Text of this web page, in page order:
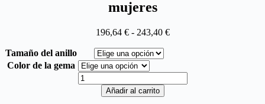
mujeres
196,64 € - 243,40 €Rango
196,64 €
hasta
Tamaño del anillo
Color de la gema
Anillo
de
compromiso
Añadir al carrito